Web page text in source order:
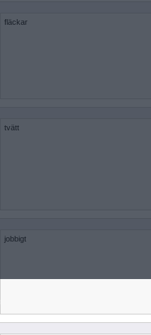
fläckar
tvätt
jobbigt